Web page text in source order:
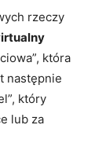
rzeczy
która
następnie
który
lub za